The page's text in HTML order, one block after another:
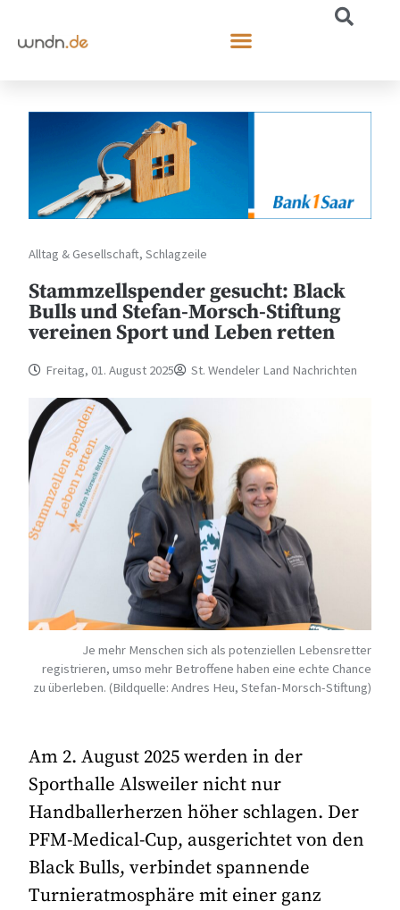
Alltag & Gesellschaft,Schlagzeile
Stammzellspender gesucht: Black
Bulls und Stefan-Morsch-Stiftung
vereinen Sport und Leben retten
Freitag, 01. August 2025 St. Wendeler Land Nachrichten
Je mehr Menschen sich als potenziellen Lebensretter
registrieren, umso mehr Betroffene haben eine echte Chance
zu überleben. (Bildquelle: Andres Heu, Stefan-Morsch-Stiftung)
Am 2. August 2025 werden in der
Sporthalle Alsweiler nicht nur
Handballerherzen höher schlagen. Der
PFM-Medical-Cup, ausgerichtet von den
Black Bulls, verbindet spannende
Turnieratmosphäre mit einer ganz